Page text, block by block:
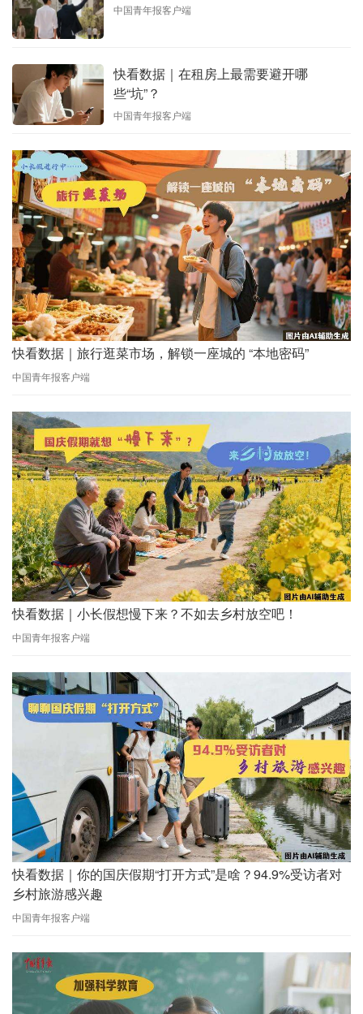
中国青年报客户端
快看数据｜在租房上最需要避开哪
些“坑”？
中国青年报客户端
快看数据｜旅行逛菜市场，解锁一座城的 “本地密码”
中国青年报客户端
快看数据｜小长假想慢下来？不如去乡村放空吧！
中国青年报客户端
快看数据｜你的国庆假期“打开方式”是啥？94.9%受访者对
乡村旅游感兴趣
中国青年报客户端